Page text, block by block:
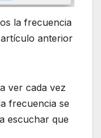
la frecuencia
anterior
ver cada vez
frecuencia se
escuchar que